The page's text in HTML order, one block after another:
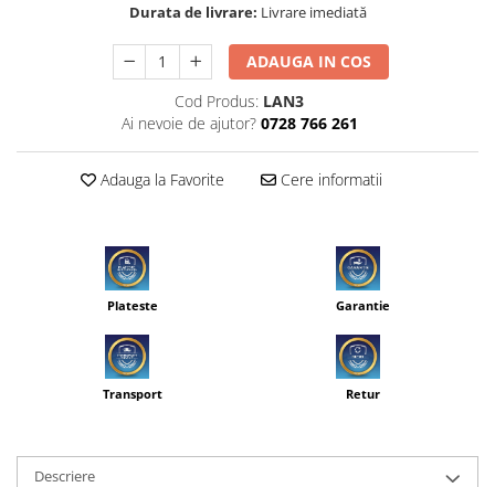
Durata de livrare: Livrare imediată
ADAUGA IN COS
Cod Produs: LAN3
Ai nevoie de ajutor? 0728 766 261
Adauga la Favorite Cere informatii
Plateste Garantie
Transport Retur
Descriere